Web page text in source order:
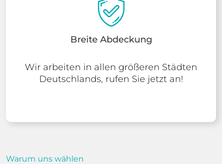
Breite Abdeckung
Wir arbeiten in allen größeren Städten
Deutschlands, rufen Sie jetzt an!
Warum uns wählen